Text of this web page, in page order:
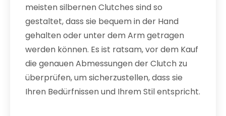
meisten silbernen Clutches sind so
gestaltet, dass sie bequem in der Hand
gehalten oder unter dem Arm getragen
werden können. Es ist ratsam, vor dem Kauf
die genauen Abmessungen der Clutch zu
überprüfen, um sicherzustellen, dass sie
Ihren Bedürfnissen und Ihrem Stil entspricht.